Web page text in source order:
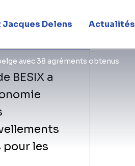
Delens Actualités
avec 38 agréments obtenus
BESIX a
les